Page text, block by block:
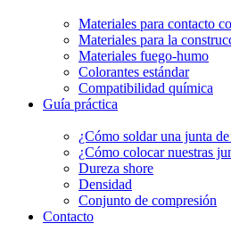
Materiales para contacto
Materiales para la
Materiales fuego-humo
Colorantes estándar
Compatibilidad química
Guía práctica
¿Cómo soldar una junta
¿Cómo colocar nuestras
Dureza shore
Densidad
Conjunto de compresión
Contacto